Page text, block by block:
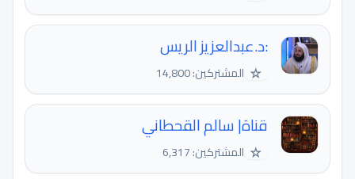
:د.عبدالعزيز الريس
☆ المشتركين: 14,800
قناة| سالم القحطاني
☆ المشتركين: 6,317